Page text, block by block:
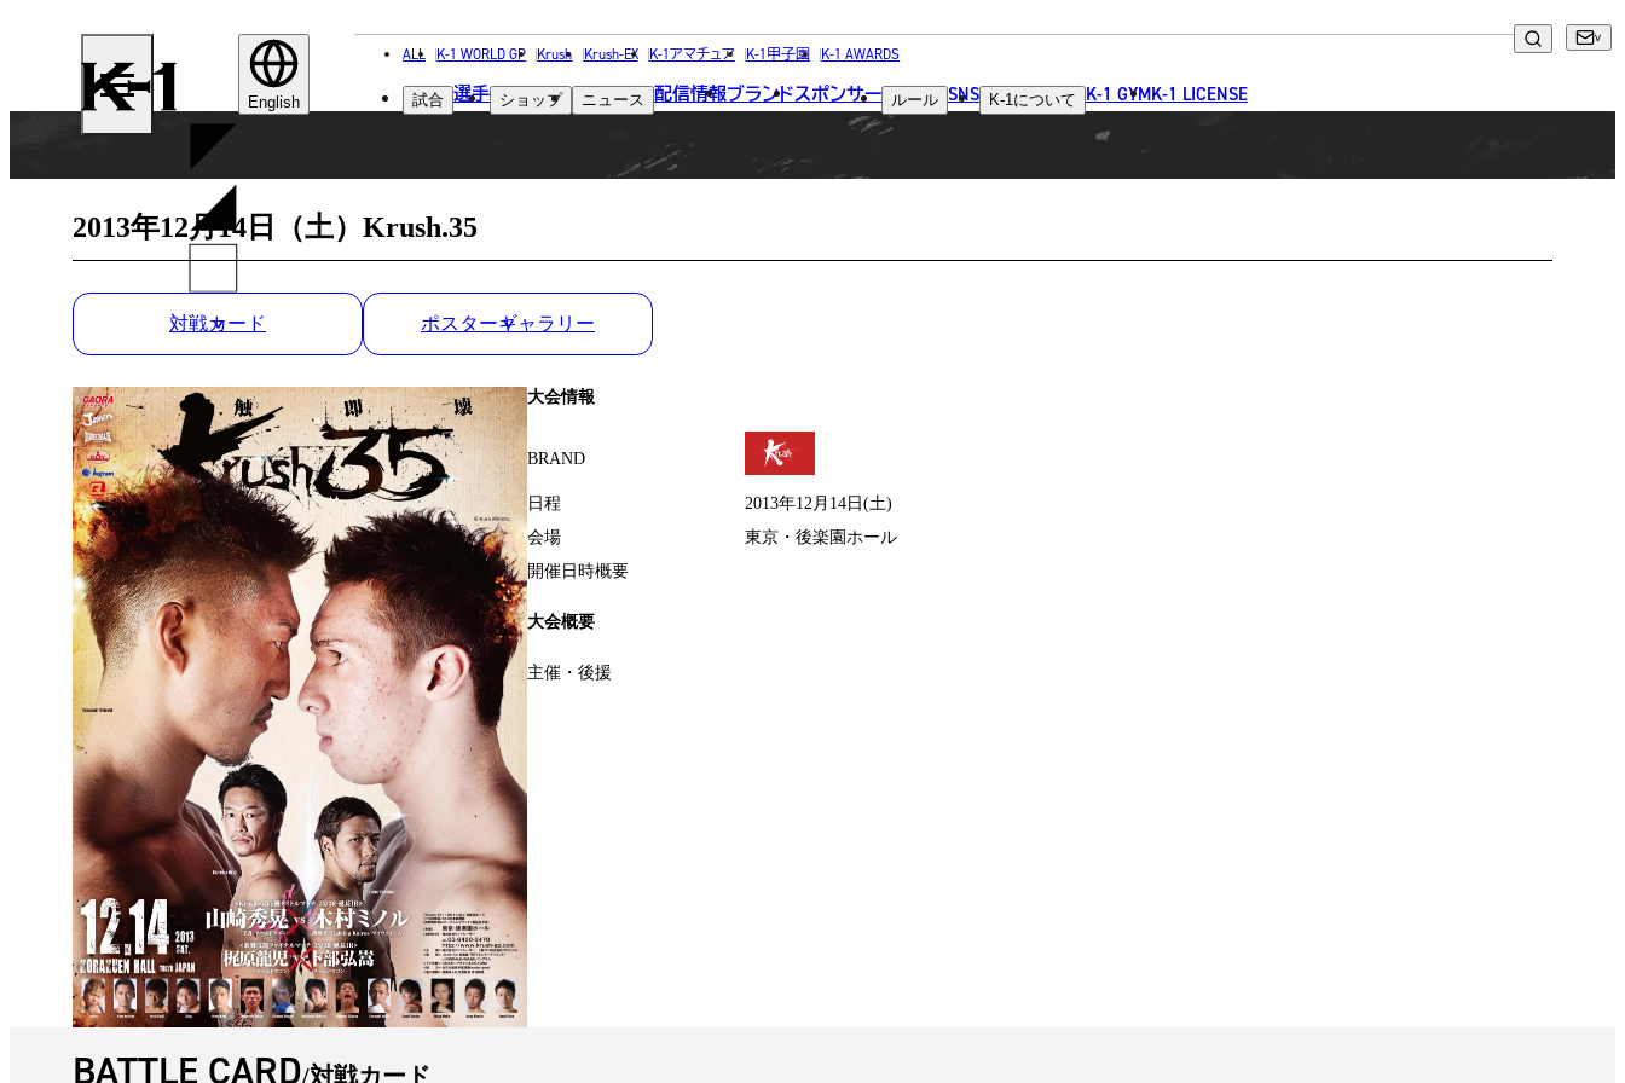
K-
1 English
ALL K-1 WORLD GP Krush Krush-EX K-1アマチュア K-1甲子園 K-1 AWARDS
試合 選手 ショップ ニュース 配信情報ブランドスポンサー ルール SNS K-1 について K-1 GYMK-1 LICENSE
MATCH RESULT
2013年12月14日（土）Krush.35
対戦カード ポスターギャラリー
大会情報
BRAND
日程
2013年12月14日(土)
会場
東京・後楽園ホール
開催日時概要
大会概要
主催・後援
BATTLE CARD 対戦カード